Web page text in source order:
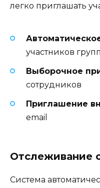
легко приглашать
участников
Выборочное
сотрудников
Приглашение
email
Отслеживание
Система